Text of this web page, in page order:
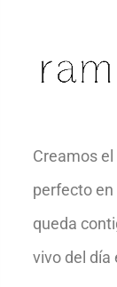
Creamos
perfecto
queda
vivo del día